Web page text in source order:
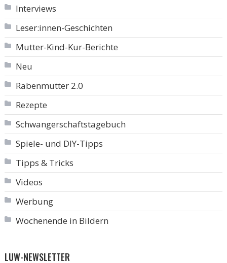
Interviews
Leser:innen-Geschichten
Mutter-Kind-Kur-Berichte
Neu
Rabenmutter 2.0
Rezepte
Schwangerschaftstagebuch
Spiele- und DIY-Tipps
Tipps & Tricks
Videos
Werbung
Wochenende in Bildern
LUW-NEWSLETTER